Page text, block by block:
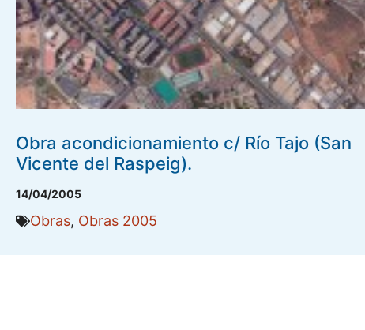
Obra acondicionamiento c/ Río Tajo (San
Vicente del Raspeig).
14/04/2005
Obras, Obras 2005